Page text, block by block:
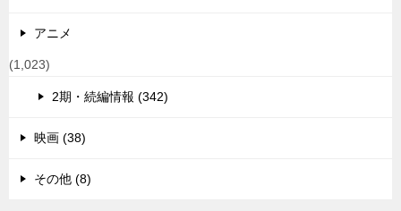
アニメ
(1,023)
2期・続編情報 (342)
映画 (38)
その他 (8)